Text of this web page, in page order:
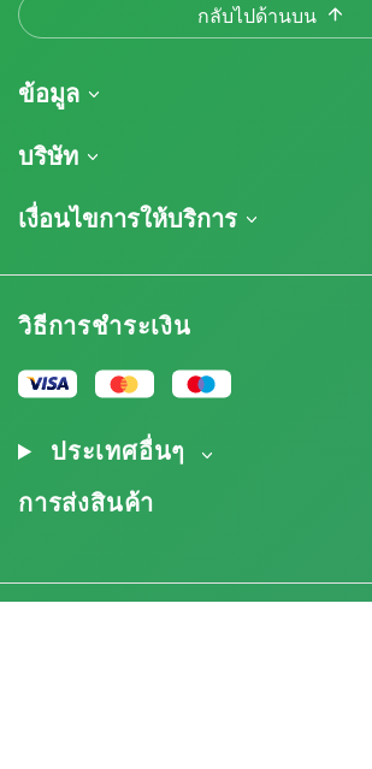
กลับไปด้านบน
ข้อมูล
การจัดส่งสินค้า
นโยบายการคืนสินค้า
โปรโมชั่น
บริษัท
เกี่ยวกับเรา
บทวิจารณ์
โปรแกรมพันธมิตรกัญชา
แผนผังเว็บไซต์
เงื่อนไขการให้บริการ
ข้อกำหนดและเงื่อนไข
การปฏิเสธความรับผิดโดยข้อจำกัดความรั
นโยบายความเป็นส่วนตัว
นโยบายการใช้คุกกี้
วิธีการชำระเงิน
ประเทศอื่นๆ
การส่งสินค้า